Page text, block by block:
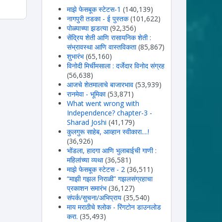
माझे फेसबूक स्टेटस-1 (140,139)
नागपुरी तडका - ई पुस्तक (101,622)
पोळ्याच्या झडत्या (92,356)
सेंद्रिय शेती आणि रासायनिक शेती :
संभ्रावस्था आणि वास्तविकता (85,867)
शुभारंभ (65,160)
विनोदी मिर्चीमसाला : दर्जेदार विनोद संग्रह
(56,638)
आजचे शेतमालाचे बाजारभाव (53,939)
रानमेवा - भूमिका (53,871)
What went wrong with
Independence? chapter-3 -
Sharad Joshi (41,179)
कुलगुरू साहेब, आव्हान स्वीकारा....!
(36,926)
भोंडला, हादगा आणि भुलाबाईची गाणी :
महिलांच्या व्यथा (36,581)
माझे फेसबूक स्टेटस - 2 (36,511)
“माझी गझल निराळी” गझलसंग्रहाचा
प्रकाशन समारंभ (36,127)
संपर्क/सुचना/अभिप्राय (35,540)
माय मराठीचे श्लोक - रिंगटोन डाउनलोड
करा. (35,493)